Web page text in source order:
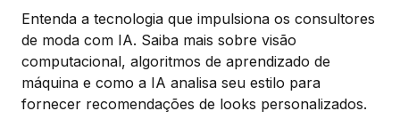
Entenda a tecnologia que impulsiona os consultores
de moda com IA. Saiba mais sobre visão
computacional, algoritmos de aprendizado de
máquina e como a IA analisa seu estilo para
fornecer recomendações de looks personalizados.